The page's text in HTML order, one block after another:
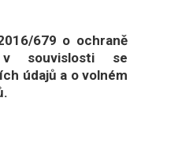
679 o ochraně
souvislosti se
údajů a o volném